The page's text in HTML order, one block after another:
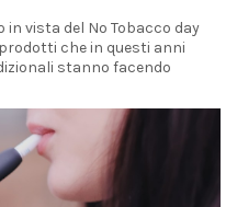
vista del No Tobacco day
che in questi anni
stanno facendo